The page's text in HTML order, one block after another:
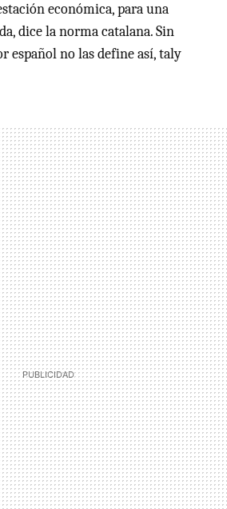
económica, para una
dice la norma catalana. Sin
español no las define así, taly